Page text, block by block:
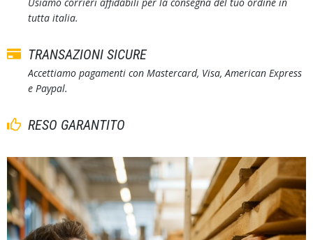
Usiamo corrieri affidabili per la consegna del tuo ordine in
tutta italia.
TRANSAZIONI SICURE
Accettiamo pagamenti con Mastercard, Visa, American Express
e Paypal.
RESO GARANTITO